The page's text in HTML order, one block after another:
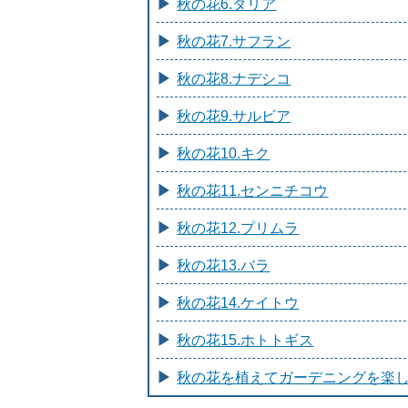
秋の花7.サフラン
秋の花8.ナデシコ
秋の花9.サルビア
秋の花10.キク
秋の花11.センニチコウ
秋の花12.プリムラ
秋の花13.バラ
秋の花14.ケイトウ
秋の花15.ホトトギス
秋の花を植えてガーデニングを楽